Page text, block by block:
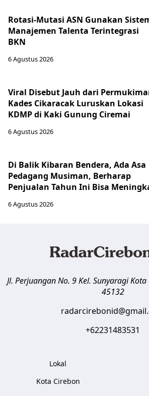
Rotasi-Mutasi ASN Gunakan
Manajemen Talenta Terintegrasi
BKN
6 Agustus 2026
Viral Disebut Jauh dari
Kades Cikaracak Luruskan Lokasi
KDMP di Kaki Gunung Ciremai
6 Agustus 2026
Di Balik Kibaran Bendera, Ada Asa
Pedagang Musiman, Berharap
Penjualan Tahun Ini Bisa
6 Agustus 2026
Jl. Perjuangan No. 9 Kel. SunyaragiKota
45132
+62231483531
Lokal
Kota Cirebon